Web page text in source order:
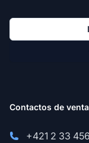
Contactos de
+421 2 33